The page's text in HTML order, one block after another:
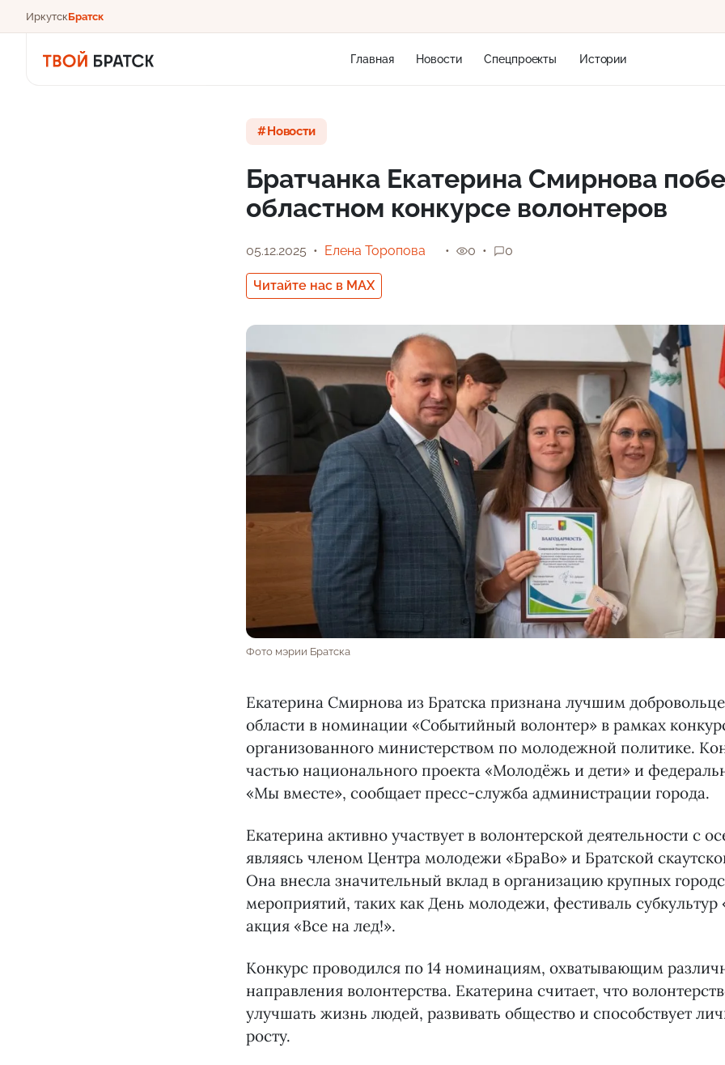
ИркутскБратск
Главная Новости Спецпроекты Истории
14 м/с
Новости
Братчанка Екатерина Смирнова
областном конкурсе волонтеров
05.12.2025 Елена Торопова
Читайте нас в MAX
0 0
Фото мэрии Братска
Екатерина Смирнова из Братска признана лучшим
области в номинации «Событийный волонтер» в рамках
организованного министерством по молодежной политике.
частью национального проекта «Молодёжь и дети» и
«Мы вместе», сообщает пресс-служба администрации города.
Екатерина активно участвует в волонтерской деятельности с
являясь членом Центра молодежи «БраВо» и Братской
Она внесла значительный вклад в организацию крупных
мероприятий, таких как День молодежи, фестиваль
акция «Все на лед!».
Конкурс проводился по 14 номинациям, охватывающим
направления волонтерства. Екатерина считает, что
улучшать жизнь людей, развивать общество и способствует
росту.